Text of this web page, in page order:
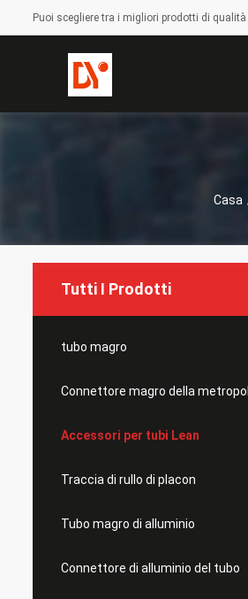
Puoi scegliere tra i migliori prodotti di qualità
Casa
Tutti I Prodotti
tubo magro
Connettore magro della
Accessori per tubi Lean
Traccia di rullo di placon
Tubo magro di alluminio
Connettore di alluminio del tubo